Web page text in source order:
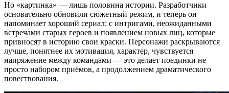
Но «картинка» — лишь половина истории. Разработчики
основательно обновили сюжетный режим, и теперь он
напоминает хороший сериал: с интригами, неожиданными
встречами старых героев и появлением новых лиц, которые
привносят в историю свои краски. Персонажи раскрываются
лучше, понятнее их мотивация, характер, чувствуется
напряжение между командами — это делает поединки не
просто набором приёмов, а продолжением драматического
повествования.